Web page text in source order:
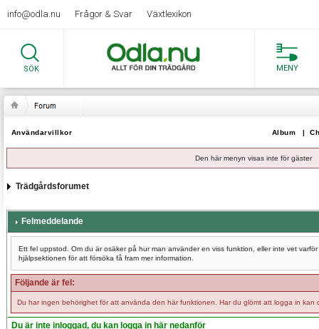
info@odla.nu Frågor & Svar Växtlexikon
SÖK MENY
Användarvillkor Album |
Den här menyn visas inte för gäster
Trädgårdsforumet
Felmeddelande
Ett fel uppstod. Om du är osäker på hur man använder en viss funktion, eller inte vet
hjälpsektionen för att försöka få fram mer information.
Följande är fel:
Du har ingen behörighet för att använda den här funktionen. Har du glömt att logga in kan
Du är inte inloggad, du kan logga in här nedanför